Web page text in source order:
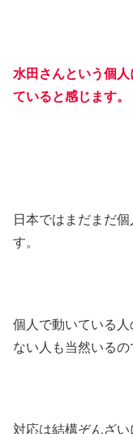
水田さんという個
ていると感じます。
日本ではまだまだ
す。
個人で動いている
ない人も当然いるの
対応は結構ぞんざ